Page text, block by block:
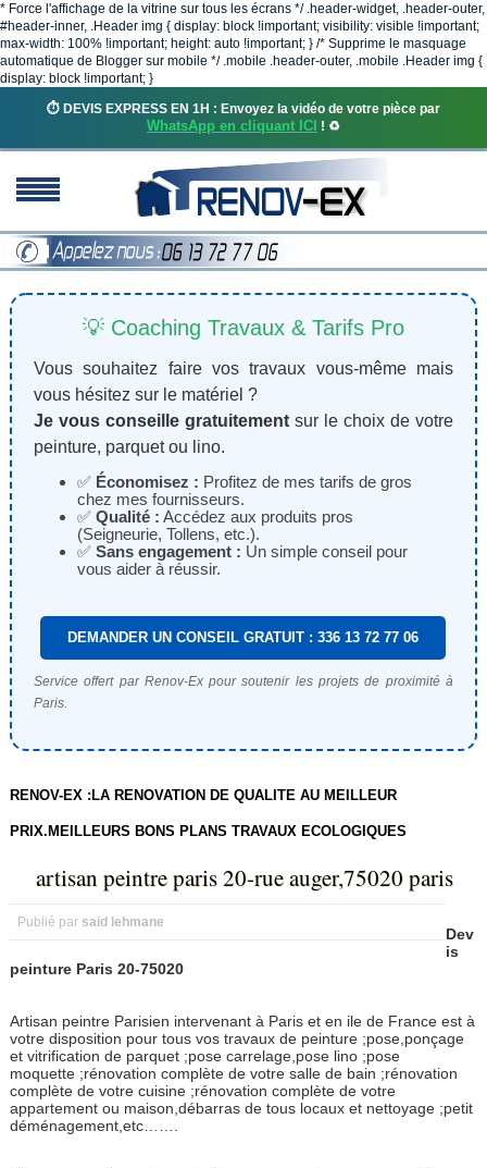
* Force l'affichage de la vitrine sur tous les écrans */ .header-widget, .header-outer,
#header-inner, .Header img { display: block !important; visibility: visible !important;
max-width: 100% !important; height: auto !important; } /* Supprime le masquage
automatique de Blogger sur mobile */ .mobile .header-outer, .mobile .Header img {
display: block !important; }
⏱️ DEVIS EXPRESS EN 1H : Envoyez la vidéo de votre pièce par
WhatsApp en cliquant ICI ! ♻️
💡 Coaching Travaux & Tarifs Pro
Vous souhaitez faire vos travaux vous-même mais
vous hésitez sur le matériel ?
Je vous conseille gratuitementsur le choix de votre
peinture, parquet ou lino.
✅ Économisez : Profitez de mes tarifs de gros
chez mes fournisseurs.
✅ Qualité : Accédez aux produits pros
(Seigneurie, Tollens, etc.).
✅ Sans engagement : Un simple conseil pour
vous aider à réussir.
DEMANDER UN CONSEIL GRATUIT : 336 13 72 77 06
Service offert par Renov-Ex pour soutenir les projets de proximité à
Paris.
RENOV-EX :LA RENOVATION DE QUALITE AU MEILLEUR
PRIX.MEILLEURS BONS PLANS TRAVAUX ECOLOGIQUES
artisan peintre paris 20-rue auger,75020 paris
Publié par said lehmane
Dev
is
peinture Paris 20-75020
Artisan peintre Parisien intervenant à Paris et en ile de France est à
votre disposition pour tous vos travaux de peinture ;pose,ponçage
et vitrification de parquet ;pose carrelage,pose lino ;pose
moquette ;rénovation complète de votre salle de bain ;rénovation
complète de votre cuisine ;rénovation complète de votre
appartement ou maison,débarras de tous locaux et nettoyage ;petit
déménagement,etc…….